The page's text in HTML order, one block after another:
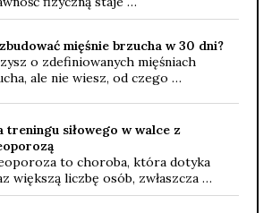
mięśnie brzucha w 30 dni?
o zdefiniowanych mięśniach
ale nie wiesz, od czego …
treningu siłowego w walce z
to choroba, która dotyka
większą liczbę osób, zwłaszcza …